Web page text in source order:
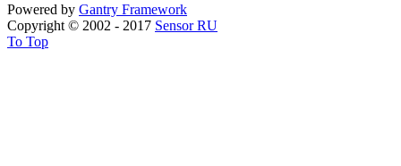
Powered by Gantry Framework
Copyright © 2002 - 2017 Sensor RU
To Top